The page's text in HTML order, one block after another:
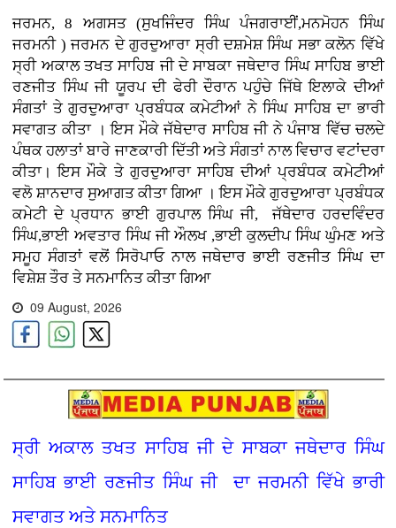
ਜਰਮਨ, 8 ਅਗਸਤ (ਸੁਖਜਿੰਦਰ ਸਿੰਘ ਪੰਜਗਰਾਈਂ,ਮਨਮੋਹਨ ਸਿੰਘ
ਜਰਮਨੀ ) ਜਰਮਨ ਦੇ ਗੁਰਦੁਆਰਾ ਸ੍ਰੀ ਦਸ਼ਮੇਸ਼ ਸਿੰਘ ਸਭਾ ਕਲੋਨ ਵਿੱਖੇ
ਸ੍ਰੀ ਅਕਾਲ ਤਖਤ ਸਾਹਿਬ ਜੀ ਦੇ ਸਾਬਕਾ ਜਥੇਦਾਰ ਸਿੰਘ ਸਾਹਿਬ ਭਾਈ
ਰਣਜੀਤ ਸਿੰਘ ਜੀ ਯੂਰਪ ਦੀ ਫੇਰੀ ਦੌਰਾਨ ਪਹੁੰਚੇ ਜਿੱਥੇ ਇਲਾਕੇ ਦੀਆਂ
ਸੰਗਤਾਂ ਤੇ ਗੁਰਦੁਆਰਾ ਪ੍ਰਬੰਧਕ ਕਮੇਟੀਆਂ ਨੇ ਸਿੰਘ ਸਾਹਿਬ ਦਾ ਭਾਰੀ
ਸਵਾਗਤ ਕੀਤਾ । ਇਸ ਮੌਕੇ ਜੱਥੇਦਾਰ ਸਾਹਿਬ ਜੀ ਨੇ ਪੰਜਾਬ ਵਿੱਚ ਚਲਦੇ
ਪੰਥਕ ਹਲਾਤਾਂ ਬਾਰੇ ਜਾਣਕਾਰੀ ਦਿੱਤੀ ਅਤੇ ਸੰਗਤਾਂ ਨਾਲ ਵਿਚਾਰ ਵਟਾਂਦਰਾ
ਕੀਤਾ। ਇਸ ਮੌਕੇ ਤੇ ਗੁਰਦੁਆਰਾ ਸਾਹਿਬ ਦੀਆਂ ਪ੍ਰਬੰਧਕ ਕਮੇਟੀਆਂ
ਵਲੋ ਸ਼ਾਨਦਾਰ ਸੁਆਗਤ ਕੀਤਾ ਗਿਆ । ਇਸ ਮੌਕੇ ਗੁਰਦੁਆਰਾ ਪ੍ਰਬੰਧਕ
ਕਮੇਟੀ ਦੇ ਪ੍ਰਧਾਨ ਭਾਈ ਗੁਰਪਾਲ ਸਿੰਘ ਜੀ, ਜੱਥੇਦਾਰ ਹਰਦਵਿੰਦਰ
ਸਿੰਘ,ਭਾਈ ਅਵਤਾਰ ਸਿੰਘ ਜੀ ਔਲਖ ,ਭਾਈ ਕੁਲਦੀਪ ਸਿੰਘ ਘੁੰਮਣ ਅਤੇ
ਸਮੂਹ ਸੰਗਤਾਂ ਵਲੋਂ ਸਿਰੋਪਾਓ ਨਾਲ ਜਥੇਦਾਰ ਭਾਈ ਰਣਜੀਤ ਸਿੰਘ ਦਾ
ਵਿਸ਼ੇਸ਼ ਤੌਰ ਤੇਸਨਮਾਨਿਤ ਕੀਤਾ ਗਿਆ
09 August, 2026
ਸ੍ਰੀ ਅਕਾਲ ਤਖਤ ਸਾਹਿਬ ਜੀ ਦੇ ਸਾਬਕਾ ਜਥੇਦਾਰ ਸਿੰਘ
ਸਾਹਿਬ ਭਾਈ ਰਣਜੀਤ ਸਿੰਘ ਜੀ ਦਾ ਜਰਮਨੀ ਵਿੱਖੇ ਭਾਰੀ
ਸਵਾਗਤ ਅਤੇ ਸਨਮਾਨਿਤ